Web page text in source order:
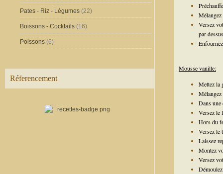
Pates - Riz - Légumes (22)
Boissons - Cocktails (16)
Poissons (6)
Réferencement
Mélangez
Versez
par
Mousse vanille:
Mettez la
Mélangez
Dans une
Versez le
Hors du
Versez le
Laissez
Montez
Versez